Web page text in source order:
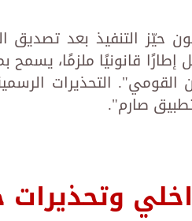
حيّز التنفيذ بعد
بل إطارًا قانونيًا ملزمًا،
القومي". التحذيرات
صارم".
وتحذيرات